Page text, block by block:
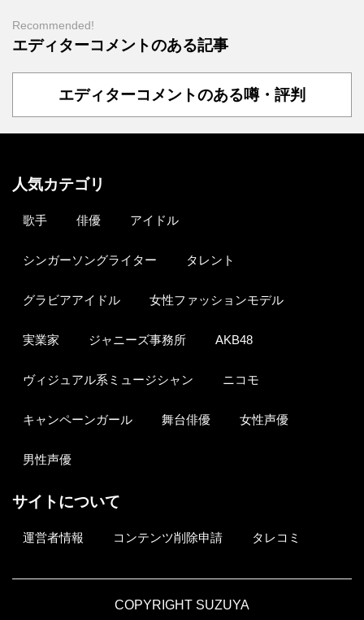
Recommended!
エディターコメントのある記事
エディターコメントのある噂・評判
人気カテゴリ
歌手 俳優 アイドル
シンガーソングライター タレント
グラビアアイドル 女性ファッションモデル
実業家 ジャニーズ事務所 AKB48
ヴィジュアル系ミュージシャン ニコモ
キャンペーンガール 舞台俳優 女性声優
男性声優
サイトについて
運営者情報 コンテンツ削除申請 タレコミ
COPYRIGHT SUZUYA